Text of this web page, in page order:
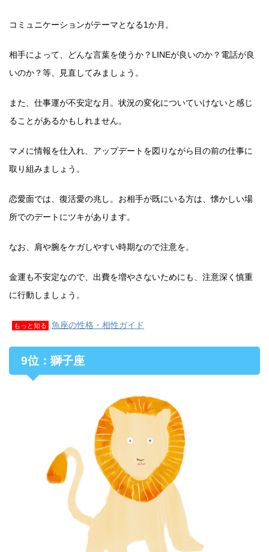
コミュニケーションがテーマとなる1か月。
相手によって、どんな言葉を使うか？LINEが良いのか？電話が良
いのか？等、見直してみましょう。
また、仕事運が不安定な月。状況の変化についていけないと感じ
ることがあるかもしれません。
マメに情報を仕入れ、アップデートを図りながら目の前の仕事に
取り組みましょう。
恋愛面では、復活愛の兆し。お相手が既にいる方は、懐かしい場
所でのデートにツキがあります。
なお、肩や腕をケガしやすい時期なので注意を。
金運も不安定なので、出費を増やさないためにも、注意深く慎重
に行動しましょう。
もっと知る 魚座の性格・相性ガイド
9位：獅子座